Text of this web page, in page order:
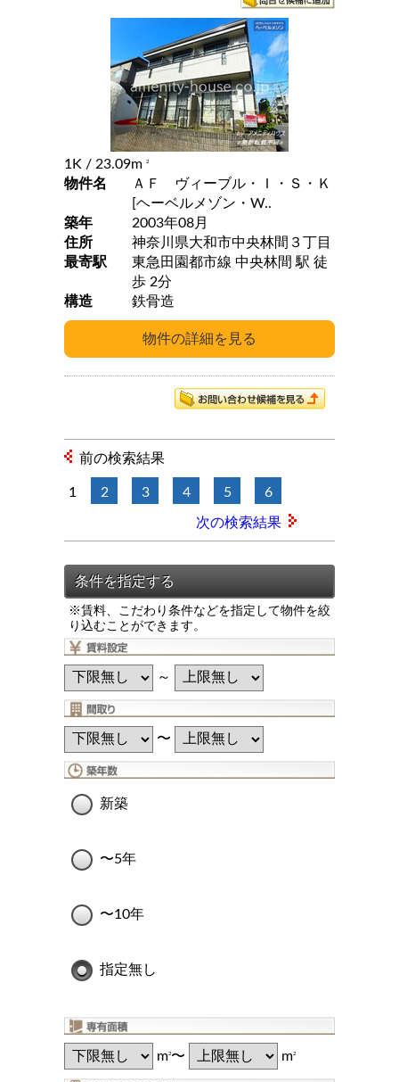
1K / 23.09m 2
物件名
ＡＦ ヴィーブル・Ｉ・Ｓ・Ｋ
[ヘーベルメゾン・W..
築年
2003年08月
住所
神奈川県大和市中央林間３丁目
最寄駅
東急田園都市線 中央林間 駅 徒
歩 2分
構造
鉄骨造
前の検索結果
1 2 3 4 5 6
次の検索結果
※賃料、こだわり条件などを指定して物件を絞
り込むことができます。
～
〜
新築
〜5年
〜10年
指定無し
m2〜 m2